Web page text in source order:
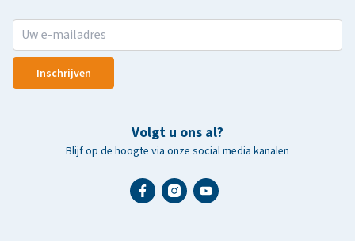
Inschrijven
Volgt u ons al?
Blijf op de hoogte via onze social media kanalen